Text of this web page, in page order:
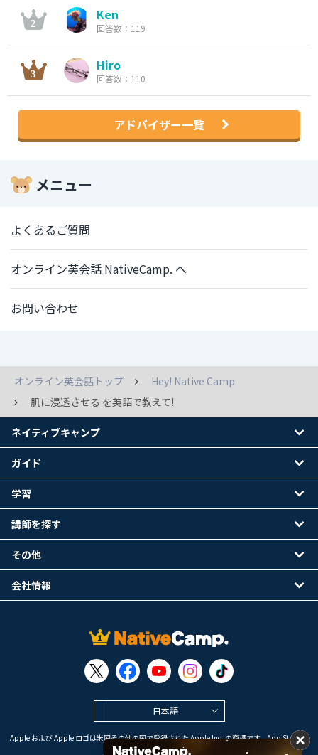
Ken
回答数：119
Hiro
回答数：110
アドバイザー一覧
メニュー
よくあるご質問
オンライン英会話 NativeCamp. へ
お問い合わせ
オンライン英会話トップ
Hey! Native Camp
肌に浸透させる を英語で教えて!
日本語
Apple および Apple ロゴは米国その他の国で登録された Apple Inc. の商標です。App Store は
Apple Inc. のサービスマークです。
ネイティブキャンプ
ガイド
学習
講師を探す
その他
会社情報